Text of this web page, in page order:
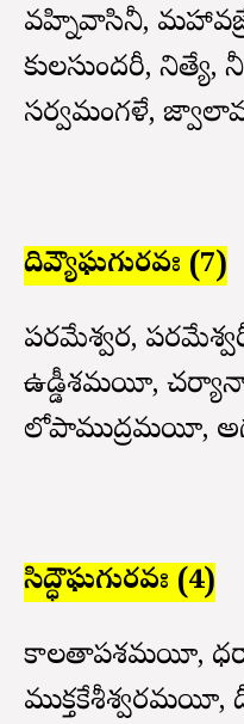
వహ్నివాసినీ,
కులసుందరీ,
సర్వమంగళే,
దివ్యౌఘగురవః (7)
పరమేశ్వర,
ఉడ్డీశమయీ,
లోపాముద్రమయీ,
సిద్ధౌఘగురవః (4)
కాలతాపశమయీ,